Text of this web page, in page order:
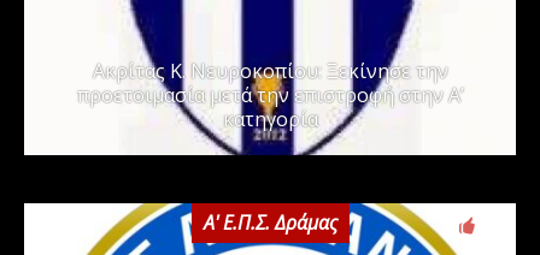
Ακρίτας Κ. Νευροκοπίου: Ξεκίνησε την
προετοιμασία μετά την επιστροφή στην Α’
κατηγορία
Α' Ε.Π.Σ. Δράμας